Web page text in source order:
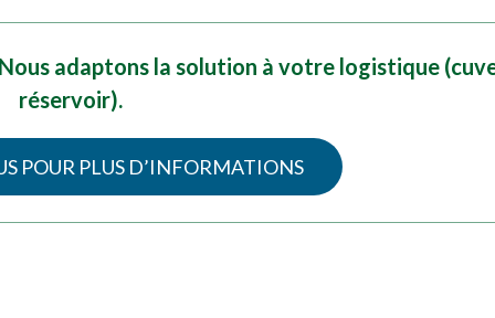
adaptons la solution à votre logistique
réservoir).
POUR PLUS D’INFORMATIONS